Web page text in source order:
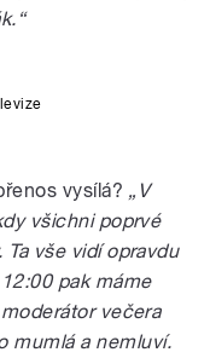
vysílá? „V
všichni poprvé
vše vidí opravdu
pak máme
večera
mumlá a nemluví.